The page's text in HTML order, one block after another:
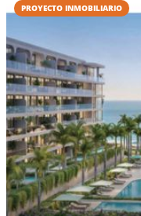
PROYECTO INMOBILIARIO